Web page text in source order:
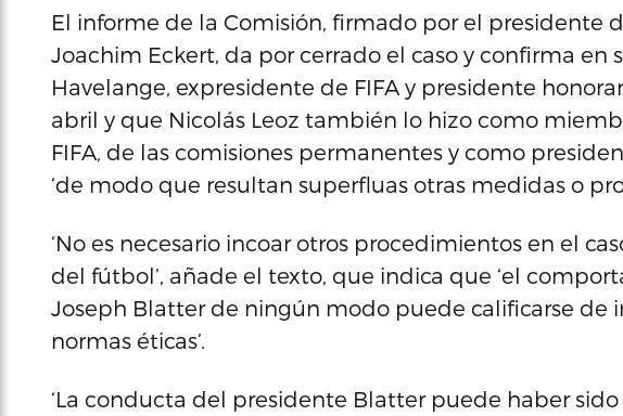
El informe de la Comisión, firmado por el presidente
Joachim Eckert, da por cerrado el caso y confirma en
Havelange, expresidente de FIFA y presidente
abril y que Nicolás Leoz también lo hizo como
FIFA, de las comisiones permanentes y como
‘de modo que resultan superfluas otras medidas o
‘No es necesario incoar otros procedimientos en el
del fútbol’, añade el texto, que indica que ‘el
Joseph Blatter de ningún modo puede calificarse de
normas éticas’.
‘La conducta del presidente Blatter puede haber